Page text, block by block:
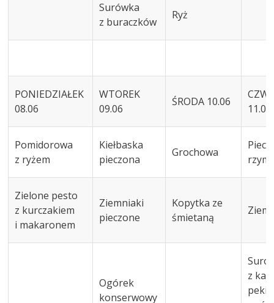
Surówka
z buraczków
Ryż
PONIEDZIAŁEK
08.06
WTOREK
09.06
ŚRODA 10.06
11.06
Pomidorowa
z ryżem
Kiełbaska
pieczona
Grochowa
Zielone pesto
z kurczakiem
i makaronem
Ziemniaki
pieczone
Kopytka ze
śmietaną
Ogórek
konserwowy
z